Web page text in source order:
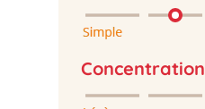
Concentration